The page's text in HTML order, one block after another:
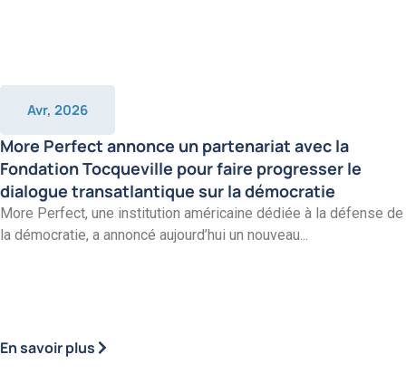
Avr, 2026
More Perfect annonce un partenariat avec la
Fondation Tocqueville pour faire progresser le
dialogue transatlantique sur la démocratie
More Perfect, une institution américaine dédiée à la défense de
la démocratie, a annoncé aujourd’hui un nouveau...
En savoir plus